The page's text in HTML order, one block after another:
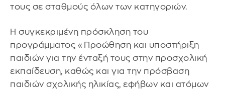
τους σε σταθμούς όλων των κατηγοριών.
Η συγκεκριμένη πρόσκληση του
προγράμματος «Προώθηση και υποστήριξη
παιδιών για την ένταξή τους στην προσχολική
εκπαίδευση, καθώς και για την πρόσβαση
παιδιών σχολικής ηλικίας, εφήβων και ατόμων